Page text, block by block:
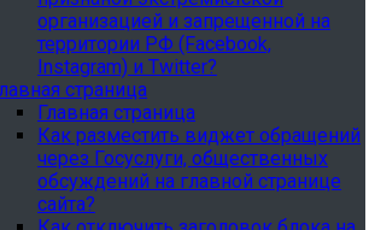
организацией и запрещенной на
территории РФ (Facebook,
Instagram) и Twitter?
страница
Главная страница
Как разместить виджет обращений
через Госуслуги, общественных
обсуждений на главной странице
сайта?